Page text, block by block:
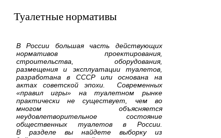
Туалетные нормативы
В России большая часть действующих
нормативов проектирования,
строительства, оборудования,
размещения и эксплуатации туалетов,
разработана в СССР или основана на
актах советской эпохи. Современных
«правил игры» на туалетном рынке
практически не существует, чем во
многом объясняется
неудовлетворительное состояние
общественных туалетов в России.
В разделе вы найдете выборку из